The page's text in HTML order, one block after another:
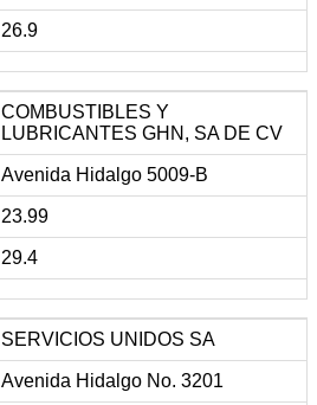
26.9
COMBUSTIBLES Y
LUBRICANTES GHN, SA DE CV
Avenida Hidalgo 5009-B
23.99
29.4
SERVICIOS UNIDOS SA
Avenida Hidalgo No. 3201